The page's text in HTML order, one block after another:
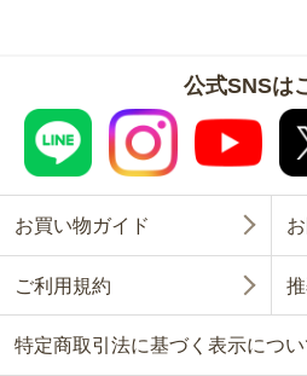
公式SNSは
お買い物ガイド
ご利用規約
特定商取引法に基づく表示につい